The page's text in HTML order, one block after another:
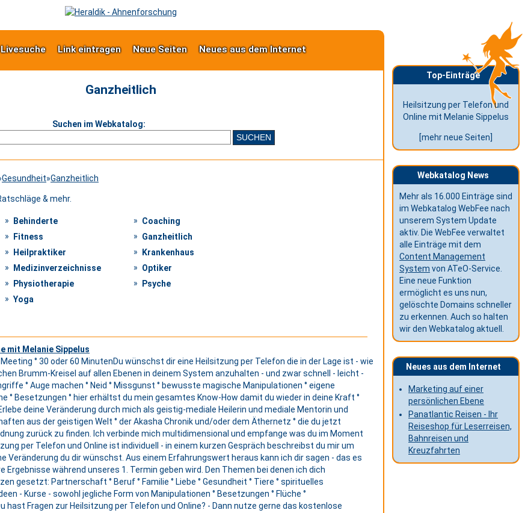
Livesuche Link eintragen Neue Seiten Neues aus dem Internet
Ganzheitlich
Suchen im Webkatalog:
Gesundheit»Ganzheitlich
& mehr.
Behinderte
Coaching
Fitness
Ganzheitlich
Heilpraktiker
Krankenhaus
Medizinverzeichnisse
Optiker
Physiotherapie
Psyche
Yoga
mit Melanie Sippelus
° 30 oder 60 Minuten ​Du wünschst dir eine Heilsitzung per Telefon die in der Lage ist - wie
Brumm-Kreisel auf allen Ebenen in deinem System anzuhalten - und zwar schnell - leicht -
° Auge machen ° Neid ° Missgunst ° bewusste magische Manipulationen ° eigene
° Besetzungen ° hier erhältst du mein gesamtes Know-How damit du wieder in deine Kraft °
deine Veränderung durch mich als geistig-mediale Heilerin und mediale Mentorin und
aus der geistigen Welt ° der Akasha Chronik und/oder dem Äthernetz ° die du jetzt
zurück zu finden. Ich verbinde mich multidimensional und empfange was du im Moment
per Telefon und Online ist individuell - in einem kurzen Gespräch beschreibst du mir um
Veränderung du dir wünschst. Aus einem Erfahrungswert heraus kann ich dir sagen - das es
während unseres 1. Termin geben wird. Den Themen bei denen ich dich
gesetzt: Partnerschaft ° Beruf ° Familie ° Liebe ° Gesundheit ° Tiere ° spirituelles
- Kurse - sowohl jegliche Form von Manipulationen ° Besetzungen ° Flüche °
hast Fragen zur Heilsitzung per Telefon und Online? - Dann nutze gerne das kostenlose
Top-Einträge
Heilsitzung per Telefon und
Online mit Melanie Sippelus
[mehr neue Seiten]
Webkatalog News
Mehr als 16.000 Einträge sind
im Webkatalog WebFee nach
unserem System Update
aktiv. Die WebFee verwaltet
alle Einträge mit dem
Content Management
System von ATeO-Service.
Eine neue Funktion
ermöglicht es uns nun,
gelöschte Domains schneller
zu erkennen. Auch so halten
wir den Webkatalog aktuell.
Neues aus dem Internet
Marketing auf einer
persönlichen Ebene
Panatlantic Reisen - Ihr
Reiseshop für Leserreisen,
Bahnreisen und
Kreuzfahrten